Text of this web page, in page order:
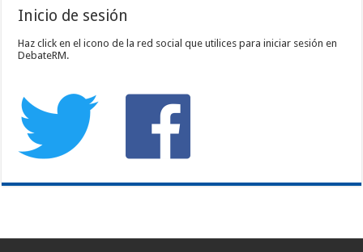
Inicio de sesión
Haz click en el icono de la red social que utilices para iniciar sesión en
DebateRM.